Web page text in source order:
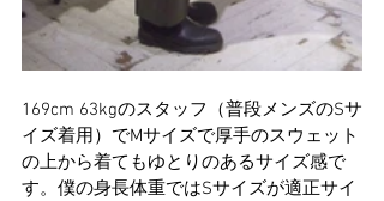
169cm 63kgのスタッフ（普段メンズのSサ
イズ着用）でMサイズで厚手のスウェット
の上から着てもゆとりのあるサイズ感で
す。僕の身長体重ではSサイズが適正サイ